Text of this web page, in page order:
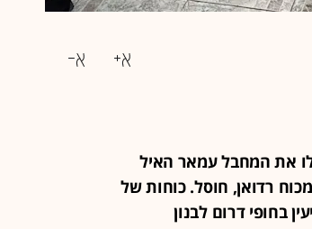
את המחבל עמאר האיל
רדואן, חוסל. כוחות של